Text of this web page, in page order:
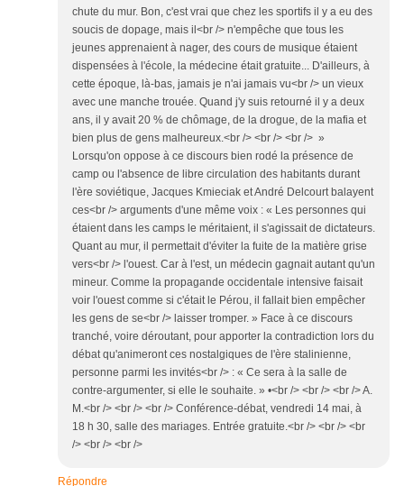
chute du mur. Bon, c'est vrai que chez les sportifs il y a eu des
soucis de dopage, mais il<br /> n'empêche que tous les
jeunes apprenaient à nager, des cours de musique étaient
dispensées à l'école, la médecine était gratuite... D'ailleurs, à
cette époque, là-bas, jamais je n'ai jamais vu<br /> un vieux
avec une manche trouée. Quand j'y suis retourné il y a deux
ans, il y avait 20 % de chômage, de la drogue, de la mafia et
bien plus de gens malheureux.<br /> <br /> <br /> »
Lorsqu'on oppose à ce discours bien rodé la présence de
camp ou l'absence de libre circulation des habitants durant
l'ère soviétique, Jacques Kmieciak et André Delcourt balayent
ces<br /> arguments d'une même voix : « Les personnes qui
étaient dans les camps le méritaient, il s'agissait de dictateurs.
Quant au mur, il permettait d'éviter la fuite de la matière grise
vers<br /> l'ouest. Car à l'est, un médecin gagnait autant qu'un
mineur. Comme la propagande occidentale intensive faisait
voir l'ouest comme si c'était le Pérou, il fallait bien empêcher
les gens de se<br /> laisser tromper. » Face à ce discours
tranché, voire déroutant, pour apporter la contradiction lors du
débat qu'animeront ces nostalgiques de l'ère stalinienne,
personne parmi les invités<br /> : « Ce sera à la salle de
contre-argumenter, si elle le souhaite. » •<br /> <br /> <br /> A.
M.<br /> <br /> <br /> Conférence-débat, vendredi 14 mai, à
18 h 30, salle des mariages. Entrée gratuite.<br /> <br /> <br
/> <br /> <br />
Répondre